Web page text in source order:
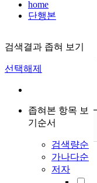
home
단행본
검색결과 좁혀 보기
선택해제
좁혀본 항목 보
기순서
검색량순
가나다순
저자